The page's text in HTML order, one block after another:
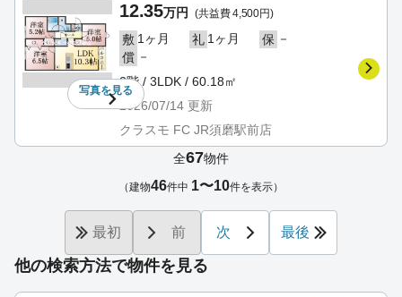
写真を見る
12.35万円 (共益費 4,500円)
敷 1ヶ月 礼 1ヶ月 保 －
償 －
2階 / 3LDK / 60.18㎡
2026/07/14 更新
クラスモ FC JR須磨駅前店
他の検索方法で物件を見る
全67物件
（建物46件中 1〜10件を表示）
最初 前 次 最後